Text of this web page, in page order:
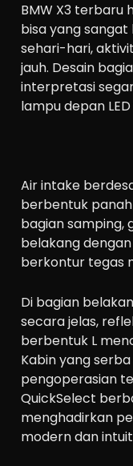
BMW X3 terbaru
bisa yang
sehari-hari,
jauh. Desain
interpretasi
lampu depan
Air intake
berbentuk
bagian samping,
belakang
berkontur tegas
Di bagian
secara jelas,
berbentuk L
Kabin yang
pengoperasian
QuickSelect
menghadirkan
modern dan